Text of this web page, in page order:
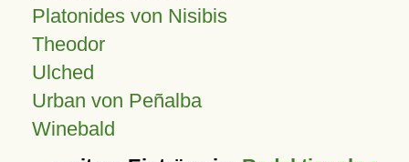
Platonides von Nisibis
Theodor
Ulched
Urban von Peñalba
Winebald